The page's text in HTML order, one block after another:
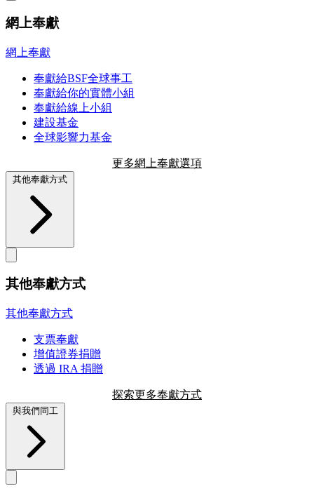
網上奉獻
網上奉獻
奉獻給BSF全球事工
奉獻給你的實體小組
奉獻給線上小組
建設基金
全球影響力基金
更多網上奉獻選項
其他奉獻方式
其他奉獻方式
其他奉獻方式
支票奉獻
增值證券捐贈
透過 IRA 捐贈
探索更多奉獻方式
與我們同工